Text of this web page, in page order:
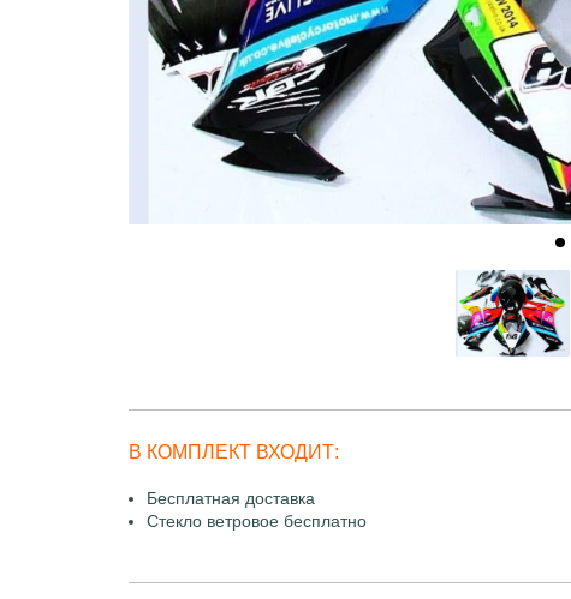
В КОМПЛЕКТ ВХОДИТ:
Бесплатная доставка
Стекло ветровое бесплатно